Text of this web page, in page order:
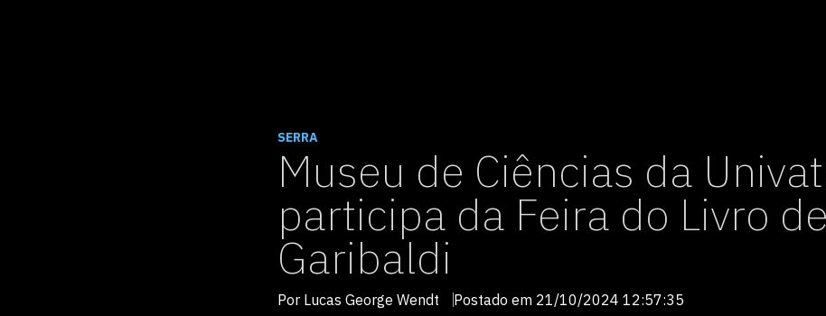
SERRA
Museu de Ciências da
participa da Feira do Livro de
Garibaldi
Por Lucas George Wendt Postado em 21/10/2024 12:57:35